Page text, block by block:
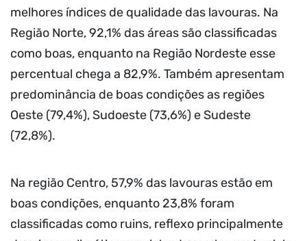
melhores índices de qualidade das lavouras. Na
Região Norte, 92,1% das áreas são classificadas
como boas, enquanto na Região Nordeste esse
percentual chega a 82,9%. Também apresentam
predominância de boas condições as regiões
Oeste (79,4%), Sudoeste (73,6%) e Sudeste
(72,8%).
Na região Centro, 57,9% das lavouras estão em
boas condições, enquanto 23,8% foram
classificadas como ruins, reflexo principalmente